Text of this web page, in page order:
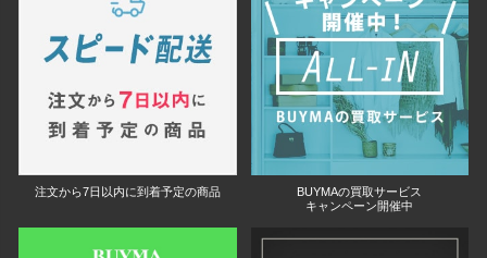
注文から7日以内に到着予定の商品
BUYMAの買取サービス
キャンペーン開催中